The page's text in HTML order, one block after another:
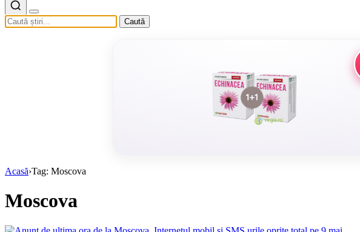
Caută
Acasă›Tag: Moscova
Moscova